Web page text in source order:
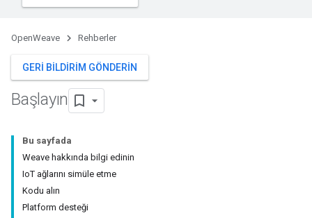
OpenWeave Rehberler
GERI BILDIRIM GÖNDERIN
Başlayın
Bu sayfada
Weave hakkında bilgi edinin
IoT ağlarını simüle etme
Kodu alın
Platform desteği